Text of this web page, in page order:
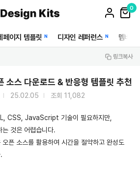
0
페이지 템플릿 N 디자인 레퍼런스 N 멤버십
링크복사
소스 다운로드 & 반응형 템플릿 추천
25.02.05 조회 11,082
CSS, JavaScript 기술이 필요하지만,
는 것은 어렵습니다.
픈 소스를 활용하여 시간을 절약하고 완성도